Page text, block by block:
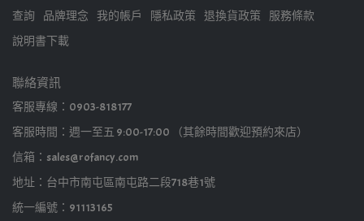
查詢 品牌理念 我的帳戶 隱私政策 退換貨政策
服務條款
說明書下載
聯絡資訊
客服專線：0903-818177
客服時間：週一至五 9:00-17:00 （其餘時間歡迎預約來店）
信箱：sales@rofancy.com
地址：台中市南屯區南屯路二段718巷1號
統一編號：91113165